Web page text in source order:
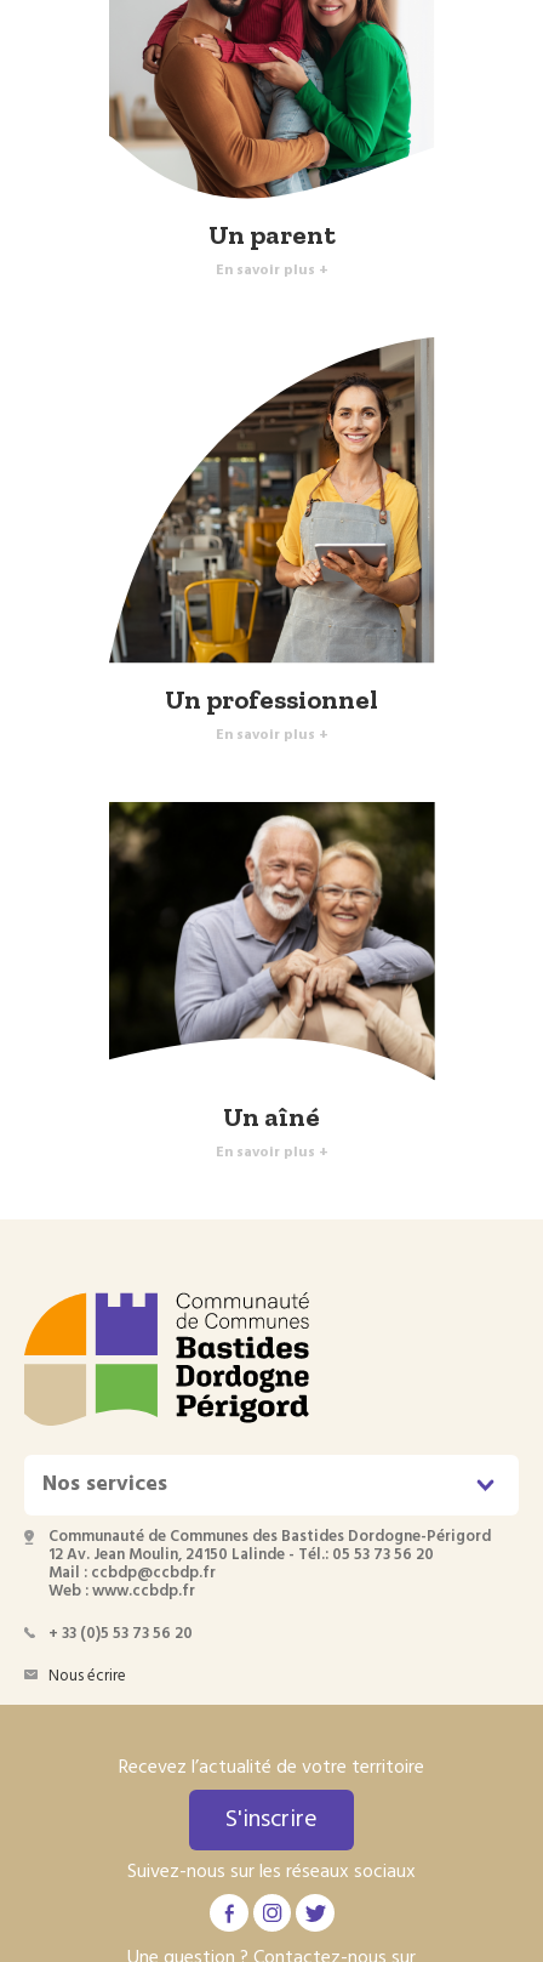
Un parent
En savoir plus +
Un professionnel
En savoir plus +
Un aîné
En savoir plus +
Nos services
Communauté de Communes des Bastides Dordogne-Périgord
12 Av. Jean Moulin, 24150 Lalinde - Tél.: 05 53 73 56 20
Mail : ccbdp@ccbdp.fr
Web : www.ccbdp.fr
+ 33 (0)5 53 73 56 20
Nous écrire
Recevez l’actualité de votre territoire
S'inscrire
Suivez-nous sur les réseaux sociaux